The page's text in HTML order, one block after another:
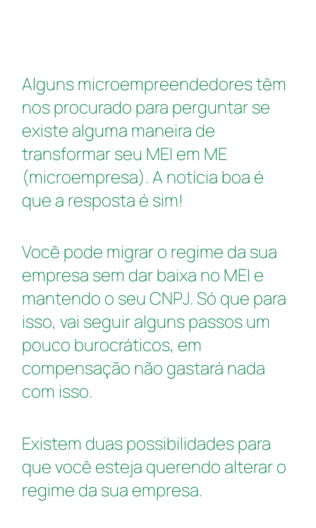
Alguns microempreendedores têm
nos procurado para perguntar se
existe alguma maneira de
transformar seu MEI em ME
(microempresa). A notícia boa é
que a resposta é sim!
Você pode migrar o regime da sua
empresa sem dar baixa no MEI e
mantendo o seu CNPJ. Só que para
isso, vai seguir alguns passos um
pouco burocráticos, em
compensação não gastará nada
com isso.
Existem duas possibilidades para
que você esteja querendo alterar o
regime da sua empresa.